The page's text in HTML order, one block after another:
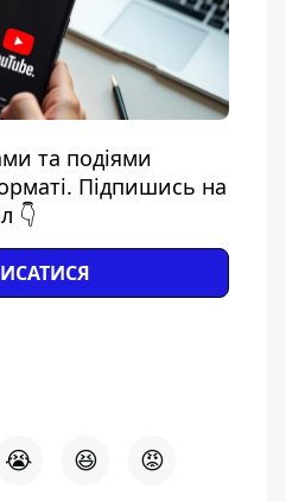
та подіями
Підпишись на
👇
😭 😆 😡